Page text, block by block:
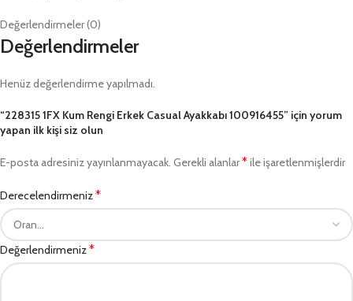
Değerlendirmeler (0)
Değerlendirmeler
Henüz değerlendirme yapılmadı.
“228315 1FX Kum Rengi Erkek Casual Ayakkabı 100916455” için yorum
yapan ilk kişi siz olun
E-posta adresiniz yayınlanmayacak. Gerekli alanlar*ile işaretlenmişlerdir
Derecelendirmeniz*
Değerlendirmeniz*